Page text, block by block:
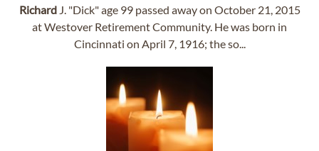
RichardJ. "Dick" age 99 passed away on October 21, 2015
at Westover Retirement Community. He was born in
Cincinnati on April 7, 1916; the so...